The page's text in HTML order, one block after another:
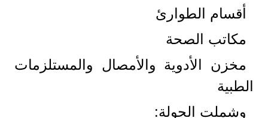
أقسام الطوارئ
مكاتب الصحة
مخزن الأدوية والأمصال والمستلزمات
الطبية
وشملت الجولة: